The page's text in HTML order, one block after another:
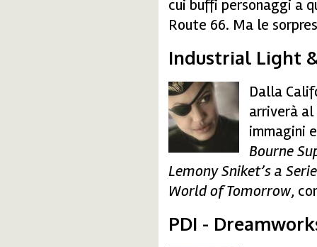
cui buffi personaggi a
Route 66. Ma le
Industrial Light
industrial.jpg
Dalla
arriverà
immagini
Bourne
Lemony Sniket’s a
World of Tomorrow,
PDI -